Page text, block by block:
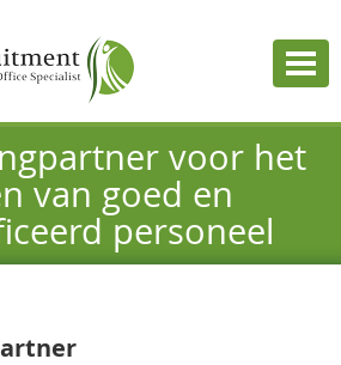
voor het
van goed en
personeel